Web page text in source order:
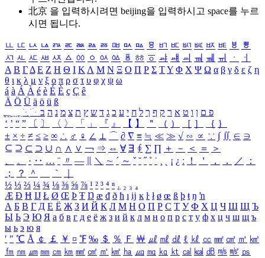
北京 을 입력하시려면 beijing을 입력하시고 space를 누르
시면 됩니다.
ㅥ ㅦ ㅧ ㅨ ㅩ ㅪ ㅫ ㅬ ㅭ ㅮ ㅯ ㅰ ㅱ ㅲ ㅳ ㅴ ㅵ ㅶ ㅷ ㅸ
ㅹ
ㅺ ㅻ ㅼ ㅽ ㅾ ㅿ ㆀ ㆁ ㆂ ㆃ ㆄ ㆅ ㆆ ㆇ ㆈ ㆉ ㆊ ㆋ ㆌ ㆍ
ㆎ
Α Β ΓΔ Ε Ζ Η Θ Ι ΚΛ Μ Ν Ξ Ο Π Ρ Σ ΤΥ Φ Χ Ψ Ω α β γ δ ε ζ η
θ ι κ λ μ ν ξ ο π ρ σ τ υ φ χ ψ ω
á à Á À é è É È ç Ç ê
Ä Ö Ü ä ö ü ß
ִֶֹ ֻּ ׁׂ פ ם ן ו ט א ר ק ף ך ל ח י ע כ ג ד ש ץ ת צ מ נ ה ב
‘ ’ “ ” 〔 〕 〈 〉 「 」 『 』 【 】 ＂ （ ） ［ ］ ｛ ｝
± × ÷ ≠ ≤ ≥ ∞ ∴ ♂ ♀ ∠ ⊥ ⌒ ∂ ∇ ≡ ≒ ≪ ≫ √ ∽ ∝ ∵ ∫ ∬ ∈ ∋
⊆ ⊇ ⊂ ⊃ ∪ ∩ ∧ ∨ ￢ ⇒ ⇔ ∀ ∃ ∮ ∑ ∏ ＋ － ＜ ＝
＞
、
。 · ‥ … ¨ 〃 ― ＼ ∼ ´ ～ ˇ ˘ ˝ ˚ ˙ ¸ ¡ ¿ ː ！ ＇ ， ． ／
：
；
？ ＾ ｀
½ ⅓ ⅔ ¼ ¾ ⅛ ⅜ ⅝ ⅞ ¹ ² ³ ⁴ ⁿ ₁ ₂ ₃ ₄
Æ Ð Ħ Ĳ Ł Ø Œ Þ Ŧ Ŋ æ đ ð ħ ı ĳ ĸ ŀ ł ø œ ß þ ŧ ŋ ŉ
А Б В Г Д Е Ё Ж З И Й К Л М Н О П Р С Т У Ф Х Ц Ч Ш Щ Ъ
Ы Ь Э Ю Я а б в г д е ё ж з и й к л м н о п р с т у ф х ц ч ш щ ъ
ы ь э ю я
′ ″ ℃ Å ￠ ￡ ￥ ¤ ℉ ‰ ＄ ％ Ｆ ￦ ㎕ ㎖ ㎗ ℓ ㎘ ㏄ ㎣ ㎤ ㎥ ㎦
㎙ ㎚ ㎛ ㎜ ㎝ ㎞ ㎟ ㎠ ㎡ ㎢ ㏊ ㎍ ㎎ ㎏ ㏏ ㎈ ㎉ ㏈ ㎧ ㎨ ㎰